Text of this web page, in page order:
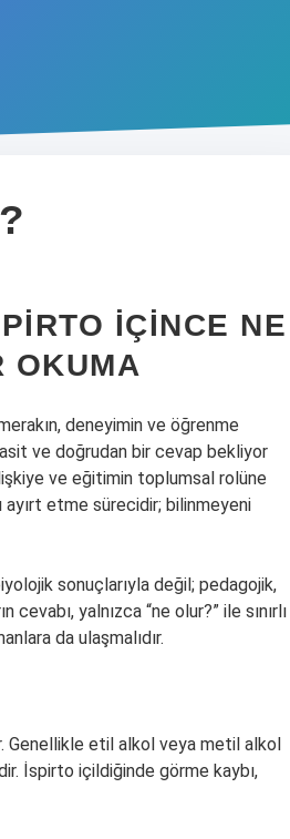
İÇINCE NE
OKUMA
deneyimin ve öğrenme
ve doğrudan bir cevap bekliyor
ve eğitimin toplumsal rolüne
ayırt etme sürecidir; bilinmeyeni
sonuçlarıyla değil; pedagojik,
yalnızca “ne olur?” ile sınırlı
da ulaşmalıdır.
Genellikle etil alkol veya metil alkol
İspirto içildiğinde görme kaybı,